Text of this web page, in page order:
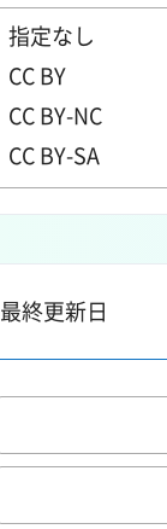
最終更新日